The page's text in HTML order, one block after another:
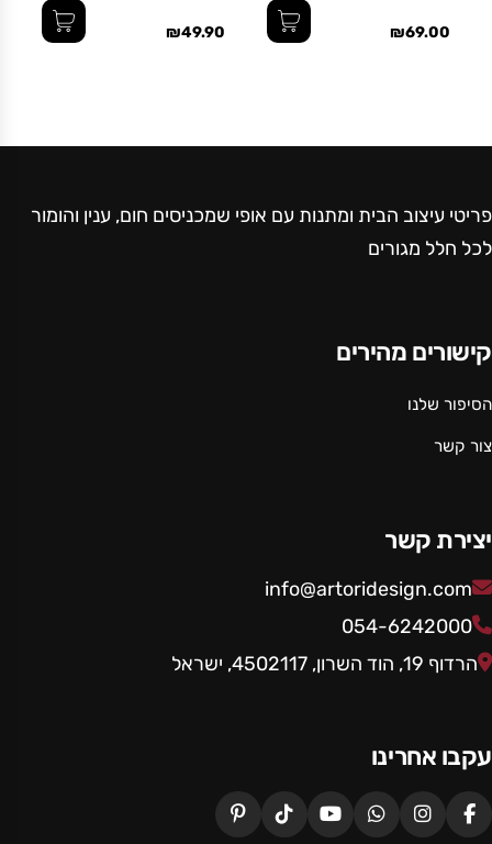
₪69.00
₪49.90
פריטי עיצוב הבית ומתנות עם אופי שמכניסים חום, ענין והומור
לכל חלל מגורים
קישורים מהירים
הסיפור שלנו
צור קשר
יצירת קשר
info@artoridesign.com
054-6242000
הרדוף 19, הוד השרון, 4502117, ישראל
עקבו אחרינו